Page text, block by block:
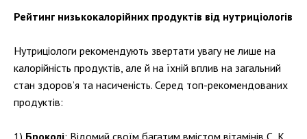
Рейтинг низькокалорійних продуктів від нутриціологів
Нутриціологи рекомендують звертати увагу не лише на
калорійність продуктів, але й на їхній вплив на загальний
стан здоров’я та насиченість. Серед топ-рекомендованих
продуктів:
Броколі: Відомий своїм багатим вмістом вітамінів C, K